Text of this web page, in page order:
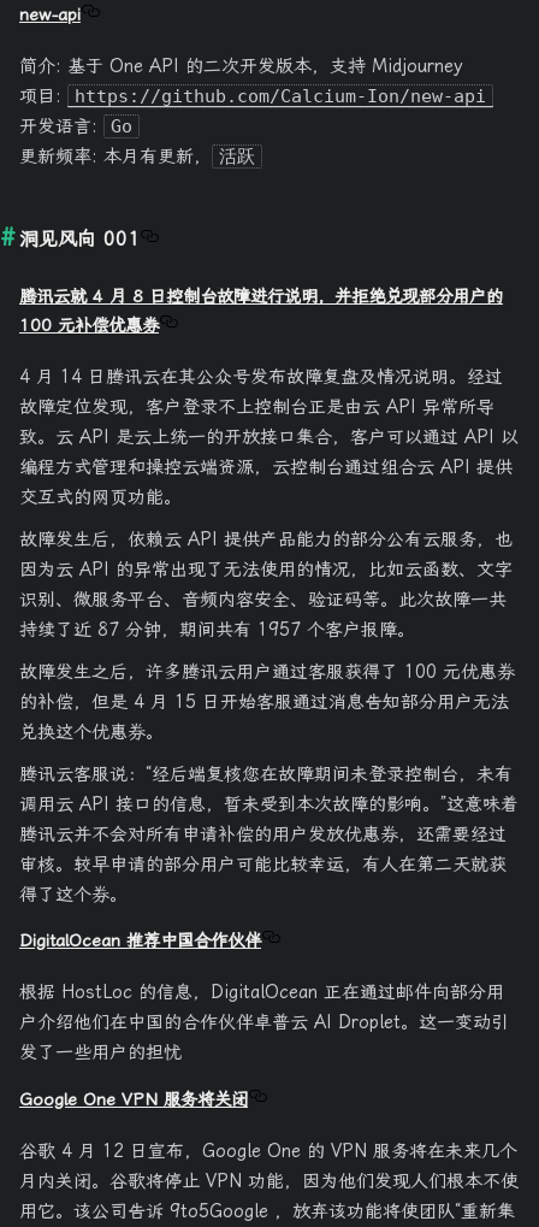
new-api
简介: 基于 One API 的二次开发版本，支持 Midjourney
项目:
https://github.com/Calcium-Ion/new-api
开发语言:
Go
更新频率: 本月有更新，
活跃
洞见风向 001
腾讯云就 4 月 8 日控制台故障进行说明，并拒绝兑现部分用户的
100 元补偿优惠券
4 月 14 日腾讯云在其公众号发布故障复盘及情况说明。经过
故障定位发现，客户登录不上控制台正是由云 API 异常所导
致。云 API 是云上统一的开放接口集合，客户可以通过 API 以
编程方式管理和操控云端资源，云控制台通过组合云 API 提供
交互式的网页功能。
故障发生后，依赖云 API 提供产品能力的部分公有云服务，也
因为云 API 的异常出现了无法使用的情况，比如云函数、文字
识别、微服务平台、音频内容安全、验证码等。此次故障一共
持续了近 87 分钟，期间共有 1957 个客户报障。
故障发生之后，许多腾讯云用户通过客服获得了 100 元优惠券
的补偿，但是 4 月 15 日开始客服通过消息告知部分用户无法
兑换这个优惠券。
腾讯云客服说：“经后端复核您在故障期间未登录控制台，未有
调用云 API 接口的信息，暂未受到本次故障的影响。”这意味着
腾讯云并不会对所有申请补偿的用户发放优惠券，还需要经过
审核。较早申请的部分用户可能比较幸运，有人在第二天就获
得了这个券。
DigitalOcean 推荐中国合作伙伴
根据 HostLoc 的信息，DigitalOcean 正在通过邮件向部分用
户介绍他们在中国的合作伙伴卓普云 AI Droplet。这一变动引
发了一些用户的担忧
Google One VPN 服务将关闭
谷歌 4 月 12 日宣布，Google One 的 VPN 服务将在未来几个
月内关闭。谷歌将停止 VPN 功能，因为他们发现人们根本不使
用它。该公司告诉 9to5Google ，放弃该功能将使团队“重新集